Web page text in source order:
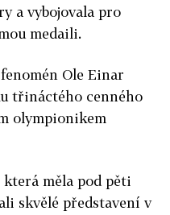
a vybojovala pro
medaili.
Ole Einar
třináctého cenného
olympionikem
měla pod pěti
skvělé představení v